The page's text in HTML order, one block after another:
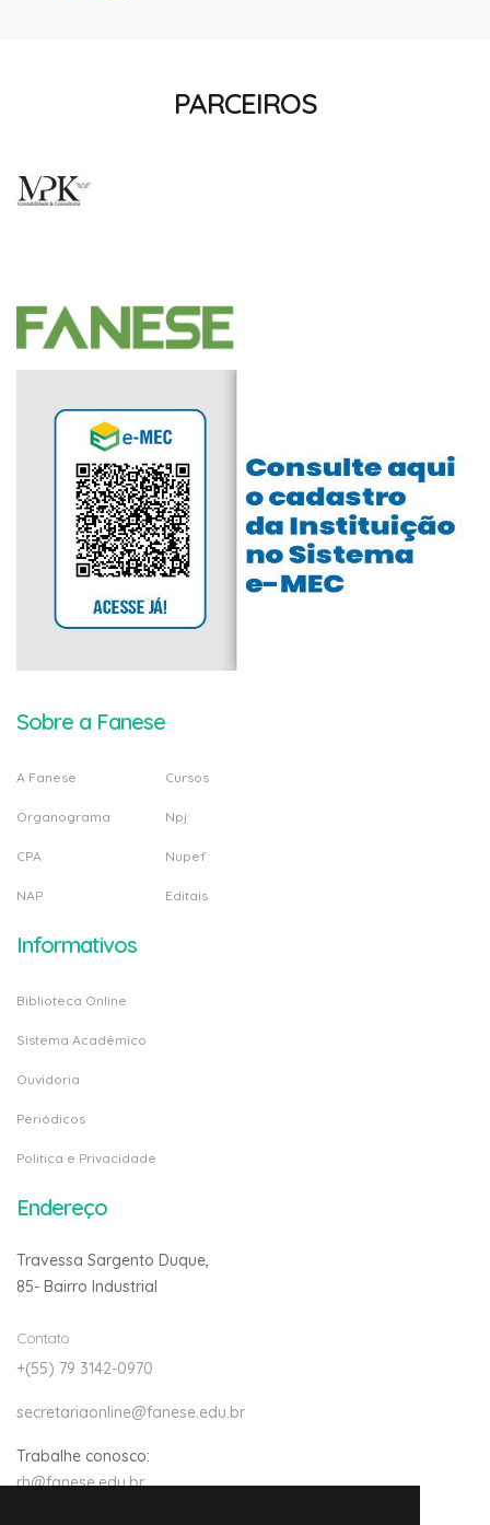
PARCEIROS
Sobre a Fanese
A Fanese
Organograma
CPA
NAP
Cursos
Npj
Nupef
Editais
Informativos
Biblioteca Online
Sistema Acadêmico
Ouvidoria
Periódicos
Politica e Privacidade
Endereço
Travessa Sargento Duque,
85- Bairro Industrial
Contato
+(55) 79 3142-0970
secretariaonline@fanese.edu.br
Trabalhe conosco:
rh@fanese.edu.br